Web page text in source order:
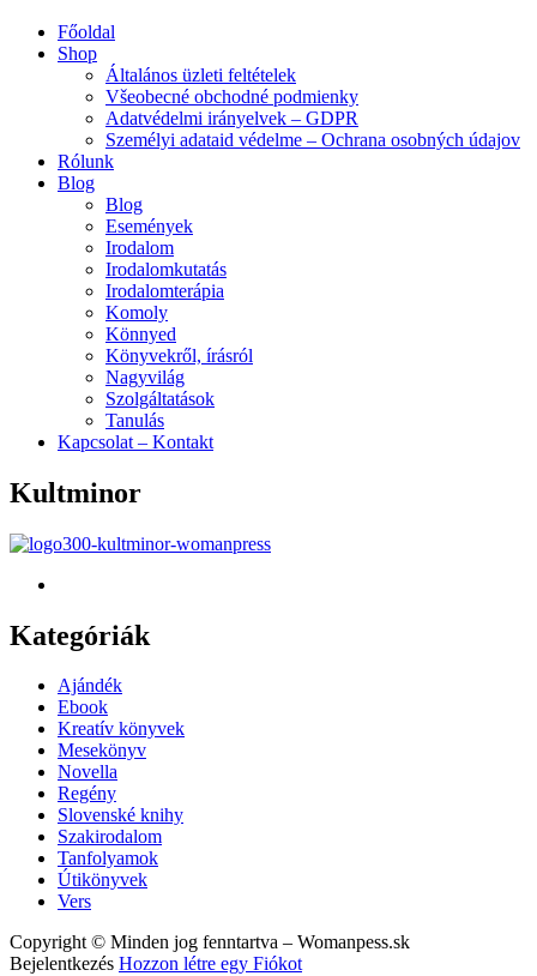
Menu
Főoldal
Shop
Általános üzleti feltételek
Všeobecné obchodné podmienky
Adatvédelmi irányelvek – GDPR
Személyi adataid védelme – Ochrana osobných údajov
Rólunk
Blog
Blog
Események
Irodalom
Irodalomkutatás
Irodalomterápia
Komoly
Könnyed
Könyvekről, írásról
Nagyvilág
Szolgáltatások
Tanulás
Kapcsolat – Kontakt
Kultminor
Kategóriák
Menu
Ajándék
Ebook
Kreatív könyvek
Mesekönyv
Novella
Regény
Slovenské knihy
Szakirodalom
Tanfolyamok
Útikönyvek
Vers
Copyright © Minden jog fenntartva – Womanpess.sk
Bejelentkezés Hozzon létre egy Fiókot